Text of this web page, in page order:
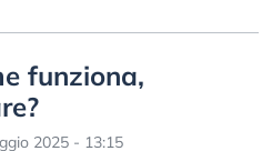
funziona,
2025 - 13:15